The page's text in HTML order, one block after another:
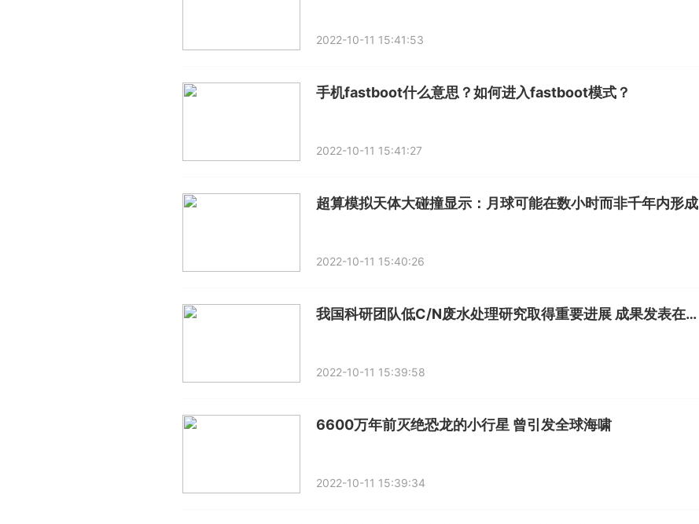
2022-10-11 15:41:53
手机fastboot什么意思？如何进入fastboot模式？
2022-10-11 15:41:27
超算模拟天体大碰撞显示：月球可能在数小时而非千年内形成
2022-10-11 15:40:26
我国科研团队低C/N废水处理研究取得重要进展 成果发表在期刊《生物资源技术》
2022-10-11 15:39:58
6600万年前灭绝恐龙的小行星 曾引发全球海啸
2022-10-11 15:39:34